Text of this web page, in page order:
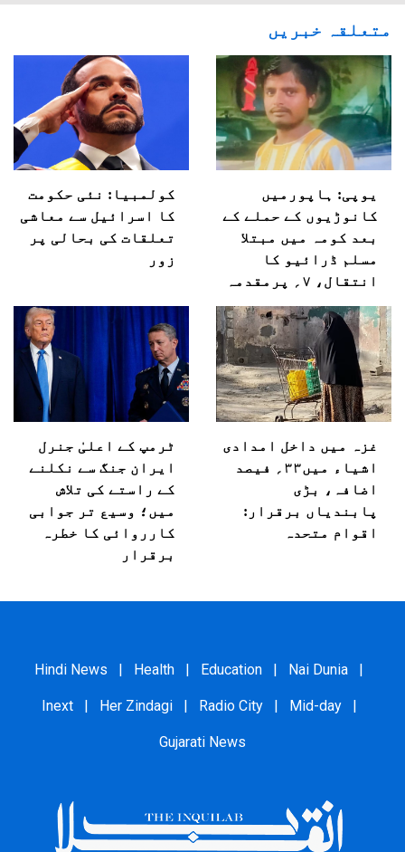
متعلقہ خبریں
یوپی: ہاپورمیں
کانوڑیوں کے حملے کے
بعد کومہ میں مبتلا
مسلم ڈرائیو کا
انتقال، ۷؍ پرمقدمہ
کولمبیا: نئی حکومت
کا اسرائیل سے معاشی
تعلقات کی بحالی پر
زور
غزہ میں داخل امدادی
اشیاء میں۳۳؍ فیصد
اضافہ، بڑی
پابندیاں برقرار:
اقوام متحدہ
ٹرمپ کے اعلیٰ جنرل
ایران جنگ سے نکلنے
کے راستے کی تلاش
میں؛ وسیع تر جوابی
کارروائی کا خطرہ
برقرار
Hindi News | Health | Education | Nai Dunia |
Inext | Her Zindagi | Radio City | Mid-day |
Gujarati News